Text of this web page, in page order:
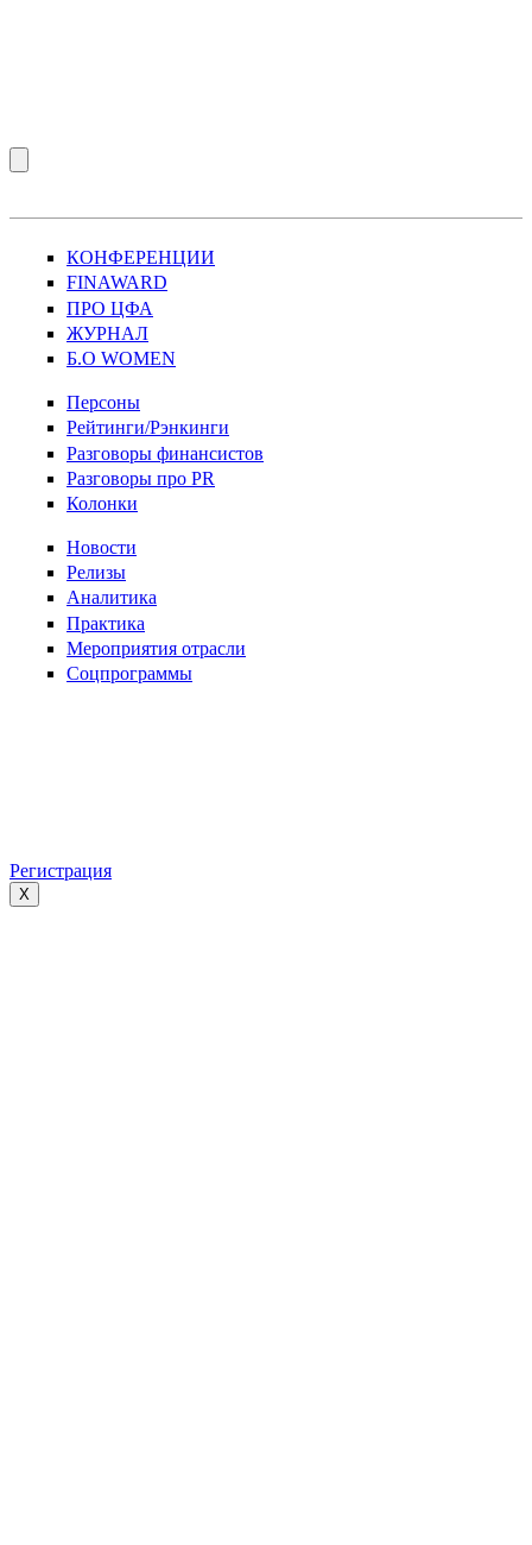
КОНФЕРЕНЦИИ
FINAWARD
ПРО ЦФА
ЖУРНАЛ
Б.О WOMEN
Персоны
Рейтинги/Рэнкинги
Разговоры финансистов
Разговоры про PR
Колонки
Новости
Релизы
Аналитика
Практика
Мероприятия отрасли
Соцпрограммы
Регистрация
X